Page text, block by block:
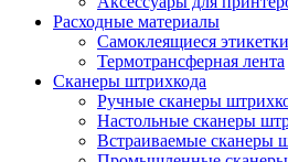
Расходные материалы
Самоклеящиеся этикетки
Термотрансферная лента
Сканеры штрихкода
Ручные сканеры
Настольные сканеры
Встраиваемые сканеры